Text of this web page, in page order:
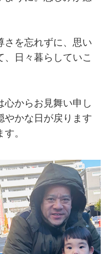
さを忘れずに、思い
日々暮らしていこ
心からお見舞い申し
やかな日が戻ります
。